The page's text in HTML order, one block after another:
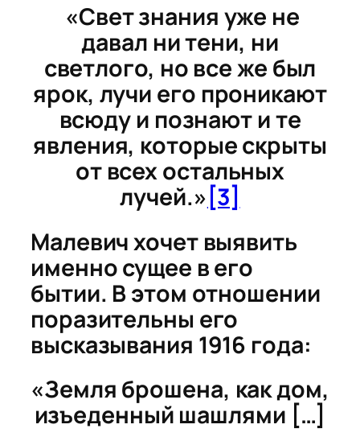
«Cвет знания уже не
давал ни тени, ни
светлого, но все же был
ярок, лучи его проникают
всюду и познают и те
явления, которые скрыты
от всех остальных
лучей.» [3]
Малевич хочет выявить
именно сущее в его
бытии. В этом отношении
поразительны его
высказывания 1916 года:
«Земля брошена, как дом,
изъеденный шашлями […]